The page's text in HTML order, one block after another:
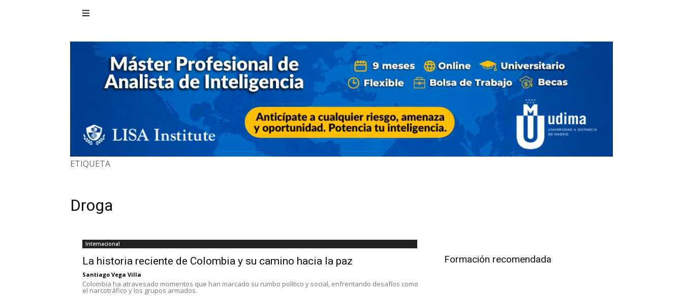
ETIQUETA
Droga
Internacional
La historia reciente de Colombia y su camino hacia la paz
Santiago Vega Villa
Colombia ha atravesado momentos que han marcado su rumbo político y social, enfrentando desafíos como
el narcotráfico y los grupos armados.
Formación recomendada